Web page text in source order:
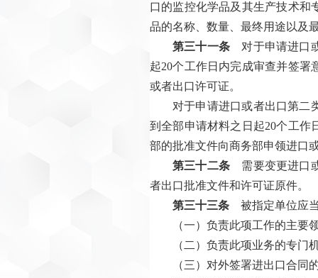
口的监控化学品及其生产技术和
品的名称、数量、最终用途以及
第三十一条 对于申请进口
起20个工作日内完成审查并签
或者出口许可证。
对于申请进口或者出口第二
到全部申请材料之日起20个工作
部的批准文件向商务部申领进口
第三十二条 需要变更进口
者出口批准文件和许可证原件。
第三十三条 被指定单位应
（一）负责此项工作的主要
（二）负责此项业务的专门
（三）对外签署进出口合同